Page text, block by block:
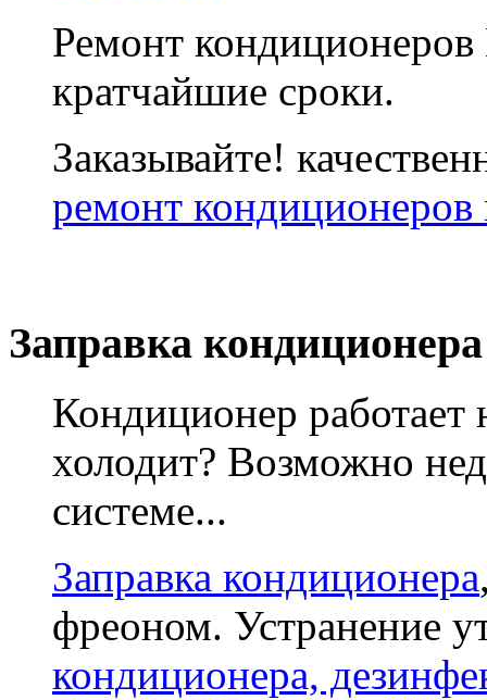
Ремонт
кратчайшие сроки.
Заказывайте!
ремонт кондиционеров
Заправка кондиционера
Кондиционер работает
холодит? Возможно
системе...
Заправка кондиционера
фреоном. Устранение
кондиционера,